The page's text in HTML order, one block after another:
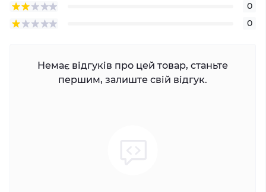
0
0
Немає відгуків про цей товар, станьте
першим, залиште свій відгук.